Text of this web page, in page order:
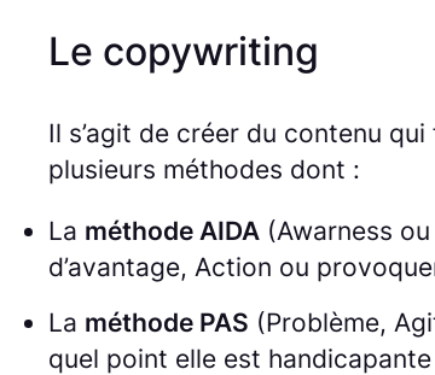
Le copywriting
Il s’agit de créer du contenu
plusieurs méthodes dont :
La méthode AIDA (Awarness
d’avantage, Action ou
La méthode PAS (Problème,
quel point elle est